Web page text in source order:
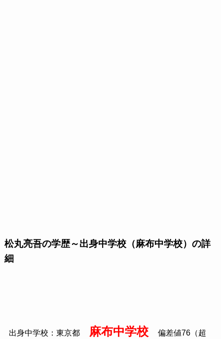
松丸亮吾の学歴～出身中学校（麻布中学校）の詳
細
出身中学校：東京都 麻布中学校 偏差値76（超